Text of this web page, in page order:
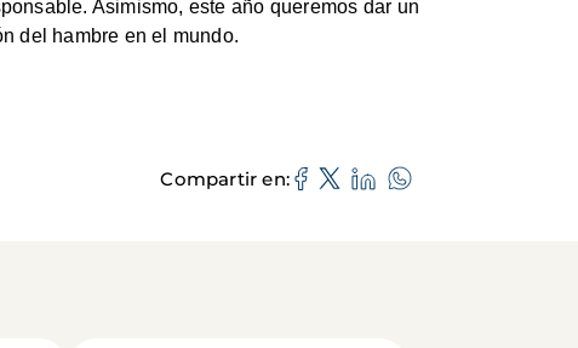
Asimismo, este año queremos dar un
del hambre en el mundo.
Compartir en